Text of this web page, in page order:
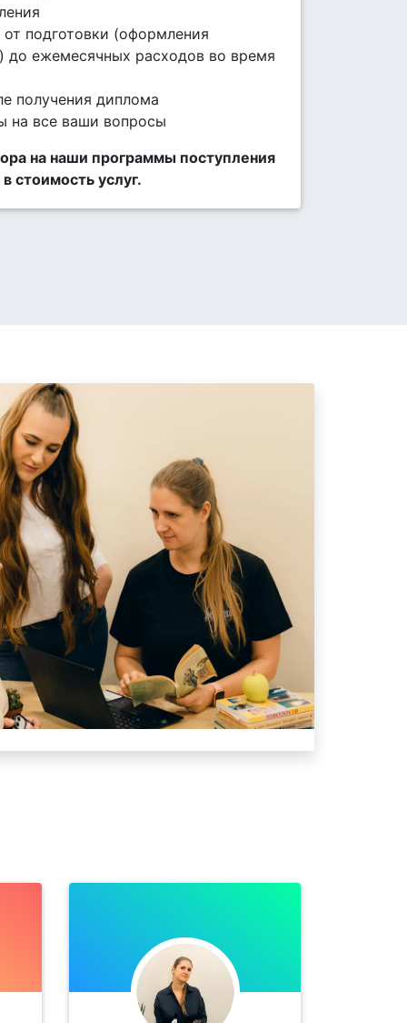
подготовки (оформления
до ежемесячных расходов во время
получения диплома
на все ваши вопросы
на наши программы поступления
стоимость услуг.